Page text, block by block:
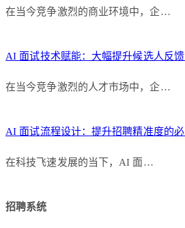
在当今竞争激烈的商业环境中，企…
AI 面试技术赋能：大幅提升候选人反
在当今竞争激烈的人才市场中，企…
AI 面试流程设计：提升招聘精准度的
在科技飞速发展的当下，AI 面…
招聘系统